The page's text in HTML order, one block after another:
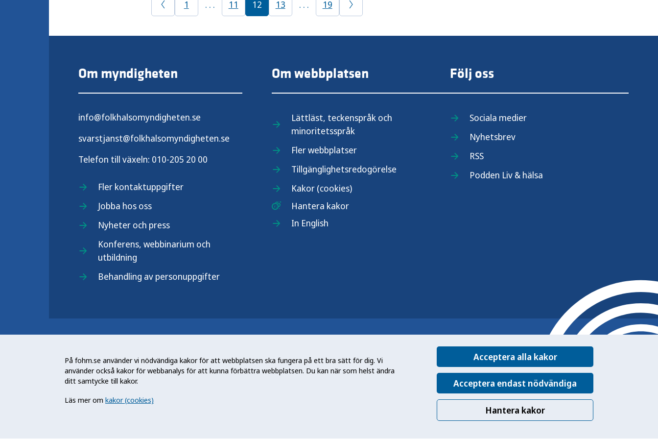
På fohm.se använder vi nödvändiga kakor för att webbplatsen ska fungera på ett bra sätt för dig. Vi
använder också kakor för webbanalys för att kunna förbättra webbplatsen. Du kan när som helst ändra
ditt samtycke till kakor.
Läs mer om kakor (cookies)
Acceptera alla kakor
Acceptera endast nödvändiga
Hantera kakor
1 . . . 11 12 13 . . . 19
Om myndigheten
info@folkhalsomyndigheten.se
svarstjanst@folkhalsomyndigheten.se
Telefon till växeln: 010-205 20 00
Fler kontaktuppgifter
Jobba hos oss
Nyheter och press
Konferens, webbinarium och
utbildning
Behandling av personuppgifter
Om webbplatsen
Lättläst, teckenspråk och
minoritetsspråk
Fler webbplatser
Tillgänglighetsredogörelse
Kakor (cookies)
Hantera kakor
In English
Följ oss
Sociala medier
Nyhetsbrev
RSS
Podden Liv & hälsa
arbetar för en bättre folkhälsa. Det gör myndigheten genom att utveckla
och stödja samhällets arbete med att främja hälsa, förebygga ohälsa och
skydda mot hälsohot. Vår vision är en folkhälsa som stärker samhällets